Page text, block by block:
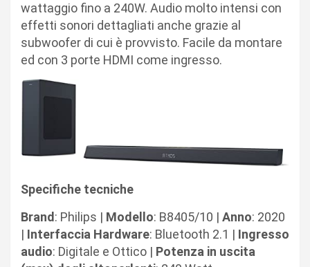
wattaggio fino a 240W. Audio molto intensi con
effetti sonori dettagliati anche grazie al
subwoofer di cui è provvisto. Facile da montare
ed con 3 porte HDMI come ingresso.
Specifiche tecniche
Brand: Philips | Modello: B8405/10 | Anno: 2020
| Interfaccia Hardware: Bluetooth 2.1 | Ingresso
audio: Digitale e Ottico | Potenza in uscita